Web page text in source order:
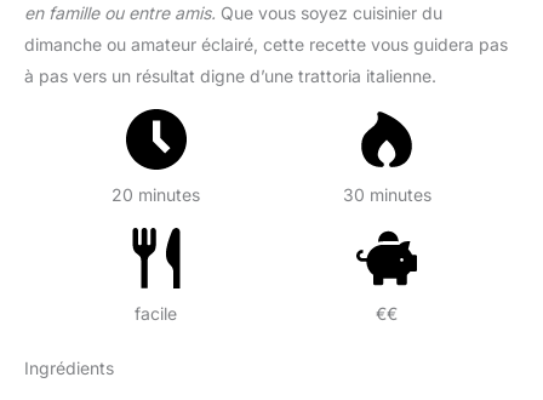
en famille ou entre amis. Que vous soyez cuisinier du
dimanche ou amateur éclairé, cette recette vous guidera pas
à pas vers un résultat digne d’une trattoria italienne.
20 minutes 30 minutes
facile €€
Ingrédients